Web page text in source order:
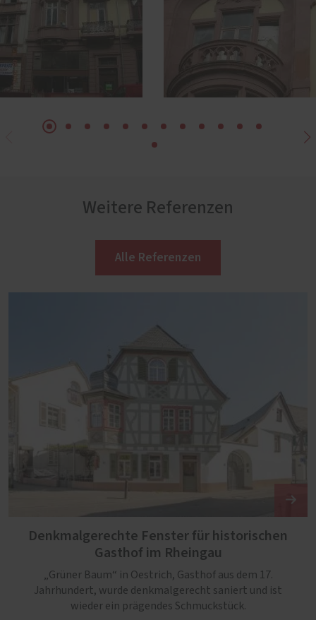
Weitere Referenzen
Alle Referenzen
Denkmalgerechte Fenster für historischen
Gasthof im Rheingau
„Grüner Baum“ in Oestrich, Gasthof aus dem 17.
Jahrhundert, wurde denkmalgerecht saniert und ist
wieder ein prägendes Schmuckstück.